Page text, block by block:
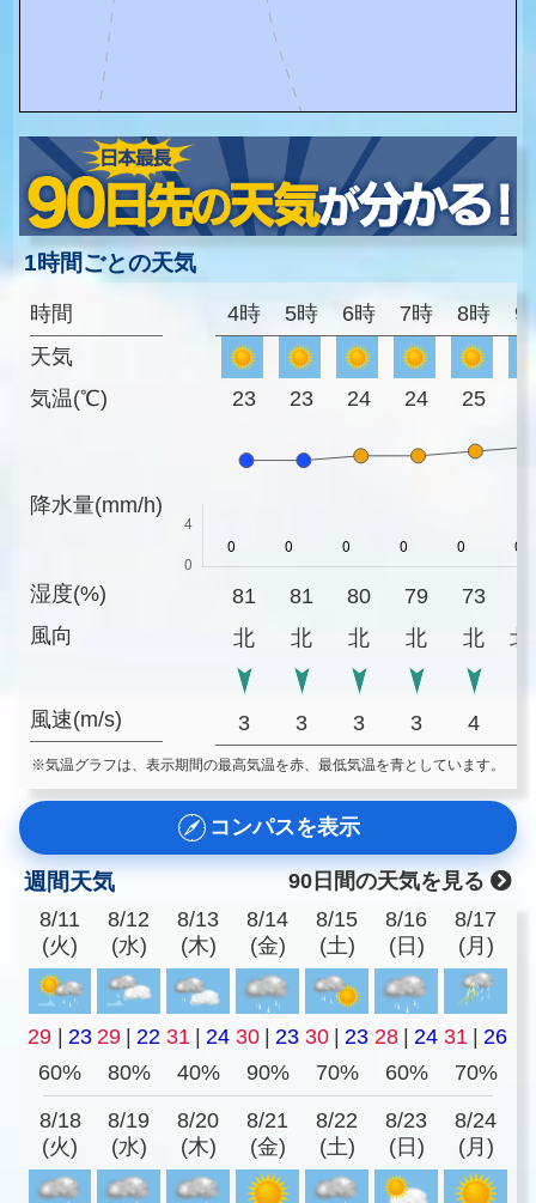
1時間ごとの天気
時間
天気
気温(℃)
降水量(mm/h)
湿度(%)
風向
風速(m/s)
4時 5時 6時 7時 8時 9
23 23 24 24 25
81 81 80 79 73
北
北 北 北 北 北
3 3 3 3 4
※気温グラフは、表示期間の最高気温を赤、最低気温を青としています。
コンパスを表示
週間天気
90日間の天気を見る
8/11
(火)
8/12
(水)
8/13
(木)
8/14
(金)
8/15
(土)
8/16
(日)
8/17
(月)
29 | 23 29 | 22 31 | 24 30 | 23 30 | 23 28 | 24 31 | 26
60%
80% 40% 90% 70% 60% 70%
8/18
(火)
8/19
(水)
8/20
(木)
8/21
(金)
8/22
(土)
8/23
(日)
8/24
(月)